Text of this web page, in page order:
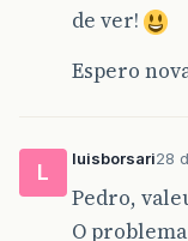
de ver!
Espero
L
luisborsari28
Pedro,
O